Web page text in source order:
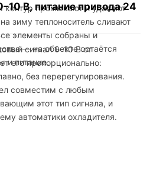
промывают и удаляют
зиму теплоноситель сливают
элементы собраны и
— на объекте остаётся
и питание.
В, питание привода 24
сигнал 0–10 В от
его пропорционально:
без перерегулирования.
совместим с любым
этот тип сигнала, и
автоматики охладителя.